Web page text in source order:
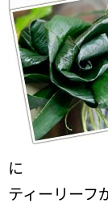
に
ティーリーフ